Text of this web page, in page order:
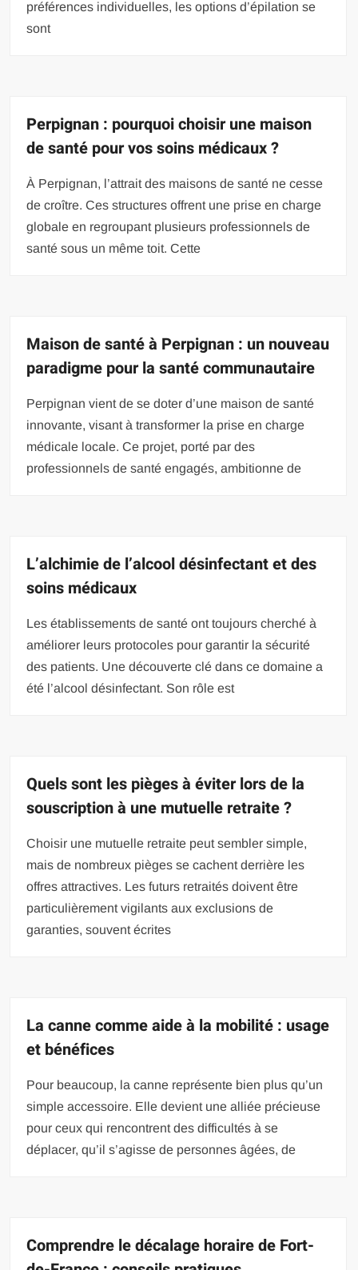
préférences individuelles, les options d’épilation se
sont
Perpignan : pourquoi choisir une maison
de santé pour vos soins médicaux ?
À Perpignan, l’attrait des maisons de santé ne cesse
de croître. Ces structures offrent une prise en charge
globale en regroupant plusieurs professionnels de
santé sous un même toit. Cette
Maison de santé à Perpignan : un nouveau
paradigme pour la santé communautaire
Perpignan vient de se doter d’une maison de santé
innovante, visant à transformer la prise en charge
médicale locale. Ce projet, porté par des
professionnels de santé engagés, ambitionne de
L’alchimie de l’alcool désinfectant et des
soins médicaux
Les établissements de santé ont toujours cherché à
améliorer leurs protocoles pour garantir la sécurité
des patients. Une découverte clé dans ce domaine a
été l’alcool désinfectant. Son rôle est
Quels sont les pièges à éviter lors de la
souscription à une mutuelle retraite ?
Choisir une mutuelle retraite peut sembler simple,
mais de nombreux pièges se cachent derrière les
offres attractives. Les futurs retraités doivent être
particulièrement vigilants aux exclusions de
garanties, souvent écrites
La canne comme aide à la mobilité : usage
et bénéfices
Pour beaucoup, la canne représente bien plus qu’un
simple accessoire. Elle devient une alliée précieuse
pour ceux qui rencontrent des difficultés à se
déplacer, qu’il s’agisse de personnes âgées, de
Comprendre le décalage horaire de Fort-